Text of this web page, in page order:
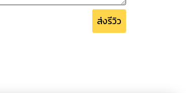
ส่งรีวิว